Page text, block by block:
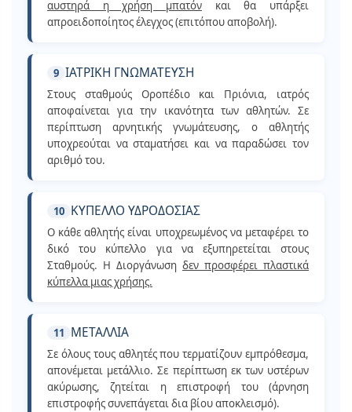
αυστηρά η χρήση μπατόν και θα υπάρξει
απροειδοποίητος έλεγχος (επιτόπου αποβολή).
9 ΙΑΤΡΙΚΗ ΓΝΩΜΑΤΕΥΣΗ
Στους σταθμούς Οροπέδιο και Πριόνια, ιατρός
αποφαίνεται για την ικανότητα των αθλητών. Σε
περίπτωση αρνητικής γνωμάτευσης, ο αθλητής
υποχρεούται να σταματήσει και να παραδώσει τον
αριθμό του.
10 ΚΥΠΕΛΛΟ ΥΔΡΟΔΟΣΙΑΣ
Ο κάθε αθλητής είναι υποχρεωμένος να μεταφέρει το
δικό του κύπελλο για να εξυπηρετείται στους
Σταθμούς. Η Διοργάνωση δεν προσφέρει πλαστικά
κύπελλα μιας χρήσης.
11 ΜΕΤΑΛΛΙΑ
Σε όλους τους αθλητές που τερματίζουν εμπρόθεσμα,
απονέμεται μετάλλιο. Σε περίπτωση εκ των υστέρων
ακύρωσης, ζητείται η επιστροφή του (άρνηση
επιστροφής συνεπάγεται δια βίου αποκλεισμό).